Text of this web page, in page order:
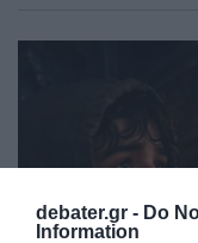
debater.gr - Do
Information